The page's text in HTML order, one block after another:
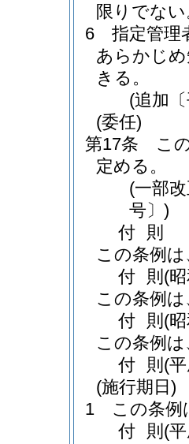
限りでな
6
指定管理
あらかじ
きる。
(追加
(委任)
第17条
こ
定める。
(一部
号〕)
付 則
この条例
付 則 (
この条例
付 則 (
この条例
付 則 (
(施行期日)
1
この条例
付 則 (